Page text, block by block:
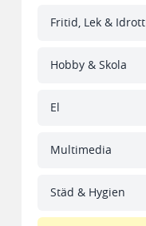
Fritid, Lek & Idrott
Hobby & Skola
El
Multimedia
Städ & Hygien